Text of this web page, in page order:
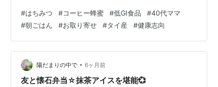
ーヒーの花のはちみつ」。 「はちみつって、ちょっと喉
に残る独特のクセがあるわよね」 「もっとさらっと、フ
ルーツソースみたいに食べられたらいいのに」 そんなふ
うに感じている方にこそ、私が今、猛烈に気になってい
る「あるもの」のお話をさせてください。 忘れられな
い、日本で出会った「さらさら感」 友…
#はちみつ #コーヒー蜂蜜 #低GI食品 #40代ママ
#朝ごはん #お取り寄せ #タイ産 #健康志向
陽だまりの中で • 6ヶ月前
友と懐石弁当☆抹茶アイスを堪能💞